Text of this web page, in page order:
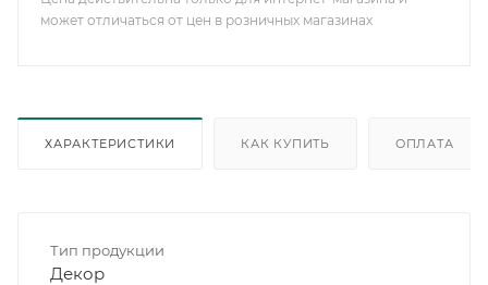
может отличаться от цен в розничных магазинах
ХАРАКТЕРИСТИКИ КАК КУПИТЬ ОПЛАТА
Тип продукции
Декор